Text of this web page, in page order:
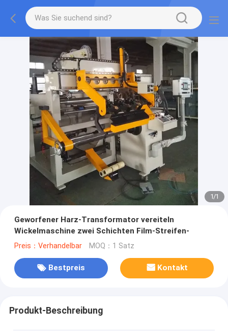
1/1
Geworfener Harz-Transformator vereiteln
Wickelmaschine zwei Schichten Film-Streifen-
Preis：Verhandelbar MOQ：1 Satz
Bestpreis Kontakt
Produkt-Beschreibung